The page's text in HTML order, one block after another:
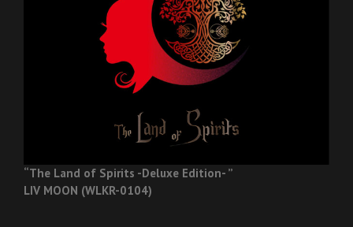
“The Land of Spirits -Deluxe Edition- ”
LIV MOON (WLKR-0104)